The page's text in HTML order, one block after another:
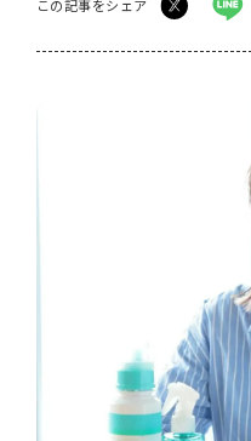
この記事をシェア